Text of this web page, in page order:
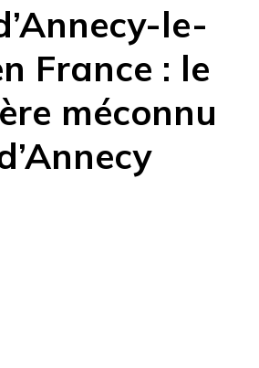
le-
France : le
méconnu